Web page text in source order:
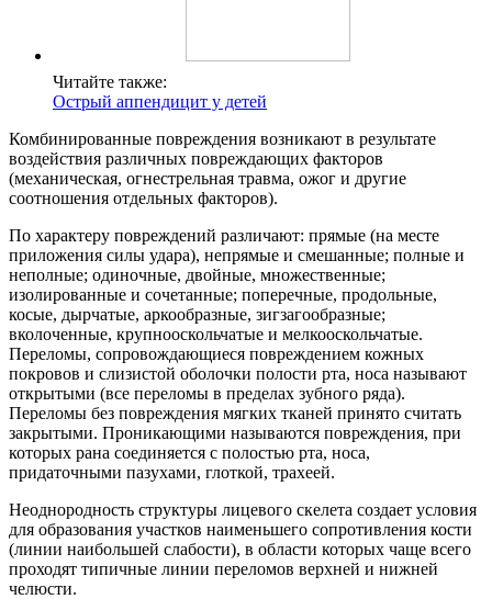
Читайте также:
Острый аппендицит у детей
Комбинированные повреждения возникают в результате
воздействия различных повреждающих факторов
(механическая, огнестрельная травма, ожог и другие
соотношения отдельных факторов).
По характеру повреждений различают: прямые (на месте
приложения силы удара), непрямые и смешанные; полные и
неполные; одиночные, двойные, множественные;
изолированные и сочетанные; поперечные, продольные,
косые, дырчатые, аркообразные, зигзагообразные;
вколоченные, крупнооскольчатые и мелкооскольчатые.
Переломы, сопровождающиеся повреждением кожных
покровов и слизистой оболочки полости рта, носа называют
открытыми (все переломы в пределах зубного ряда).
Переломы без повреждения мягких тканей принято считать
закрытыми. Проникающими называются повреждения, при
которых рана соединяется с полостью рта, носа,
придаточными пазухами, глоткой, трахеей.
Неоднородность структуры лицевого скелета создает условия
для образования участков наименьшего сопротивления кости
(линии наибольшей слабости), в области которых чаще всего
проходят типичные линии переломов верхней и нижней
челюсти.